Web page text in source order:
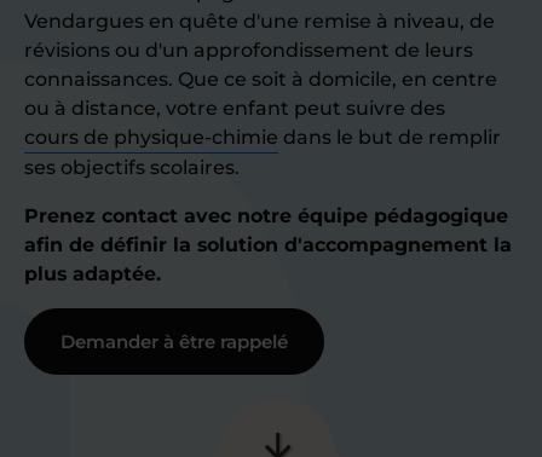
Vendargues en quête d'une remise à niveau, de
révisions ou d'un approfondissement de leurs
connaissances. Que ce soit à domicile, en centre
ou à distance, votre enfant peut suivre des
cours de physique-chimie dans le but de remplir
ses objectifs scolaires.
Prenez contact avec notre équipe pédagogique
afin de définir la solution d'accompagnement la
plus adaptée.
Demander à être rappelé